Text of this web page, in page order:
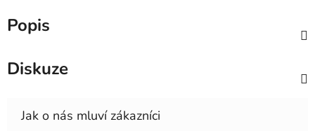
Popis
Diskuze